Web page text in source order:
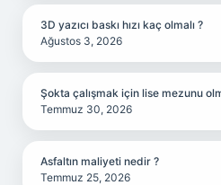
3D yazıcı baskı hızı kaç olmalı ?
Ağustos 3, 2026
Şokta çalışmak için lise mezunu
Temmuz 30, 2026
Asfaltın maliyeti nedir ?
Temmuz 25, 2026